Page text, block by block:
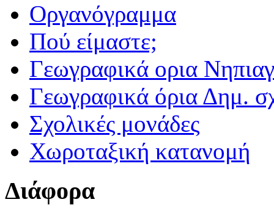
Οργανόγραμμα
Πού είμαστε;
Γεωγραφικά ορια
Γεωγραφικά όρια Δημ.
Σχολικές μονάδες
Χωροταξική κατανομή
Διάφορα